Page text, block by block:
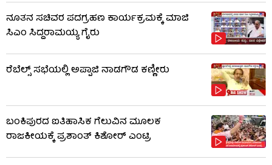
ನೂತನ ಸಚಿವರ ಪದಗ್ರಹಣ ಕಾರ್ಯಕ್ರಮಕ್ಕೆ ಮಾಜಿ
ಸಿಎಂ ಸಿದ್ದರಾಮಯ್ಯ ಗೈರು
ರೆಬೆಲ್ಸ್​​ ಸಭೆಯಲ್ಲಿ ಅಪ್ಪಾಜಿ ನಾಡಗೌಡ ಕಣ್ಣೀರು
ಬಂಕಿಪುರದ ಐತಿಹಾಸಿಕ ಗೆಲುವಿನ ಮೂಲಕ
ರಾಜಕೀಯಕ್ಕೆ ಪ್ರಶಾಂತ್ ಕಿಶೋರ್ ಎಂಟ್ರಿ